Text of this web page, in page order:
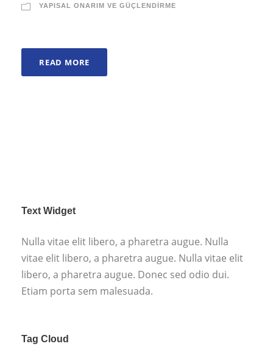
YAPISAL ONARIM VE GÜÇLENDIRME
READ MORE
Text Widget
Nulla vitae elit libero, a pharetra augue. Nulla
vitae elit libero, a pharetra augue. Nulla vitae elit
libero, a pharetra augue. Donec sed odio dui.
Etiam porta sem malesuada.
Tag Cloud